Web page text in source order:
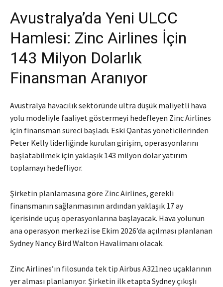
Avustralya’da Yeni ULCC
Hamlesi: Zinc Airlines İçin
143 Milyon Dolarlık
Finansman Aranıyor
Avustralya havacılık sektöründe ultra düşük maliyetli hava
yolu modeliyle faaliyet göstermeyi hedefleyen Zinc Airlines
için finansman süreci başladı. Eski Qantas yöneticilerinden
Peter Kelly liderliğinde kurulan girişim, operasyonlarını
başlatabilmek için yaklaşık 143 milyon dolar yatırım
toplamayı hedefliyor.
Şirketin planlamasına göre Zinc Airlines, gerekli
finansmanın sağlanmasının ardından yaklaşık 17 ay
içerisinde uçuş operasyonlarına başlayacak. Hava yolunun
ana operasyon merkezi ise Ekim 2026’da açılması planlanan
Sydney Nancy Bird Walton Havalimanı olacak.
Zinc Airlines’ın filosunda tek tip Airbus A321neo uçaklarının
yer alması planlanıyor. Şirketin ilk etapta Sydney çıkışlı